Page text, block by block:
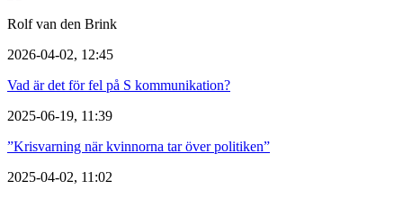
Rolf van den Brink
2026-04-02, 12:45
Vad är det för fel på S kommunikation?
2025-06-19, 11:39
”Krisvarning när kvinnorna tar över politiken”
2025-04-02, 11:02